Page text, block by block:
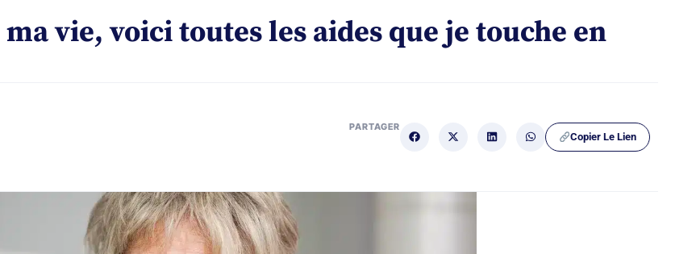
ma vie, voici toutes les aides que je touche en
PARTAGER
Copier Le Lien